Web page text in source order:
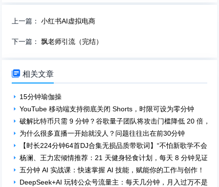
上一篇：小红书AI虚拟电商
下一篇：飘老师引流（完结）
 相关文章
15分钟瑜伽操
YouTube 移动端支持彻底关闭 Shorts，时限可设为零分钟
破解比特币只需 9 分钟？谷歌量子团队将攻击门槛降低 20 倍，
为什么很多直播一开始就没人？问题往往出在前30分钟
【时长224分钟64首DJ合集无损品质带歌词】“不怕新歌学不会，
杨澜、王力宏倾情推荐：21 天健身轻食计划，每天 8 分钟见证改
五分钟 AI 实战课：快速掌握 AI 技能，赋能你的工作与创作！
DeepSeek+AI 玩转公众号流量主：每天几分钟，月入过万不是梦